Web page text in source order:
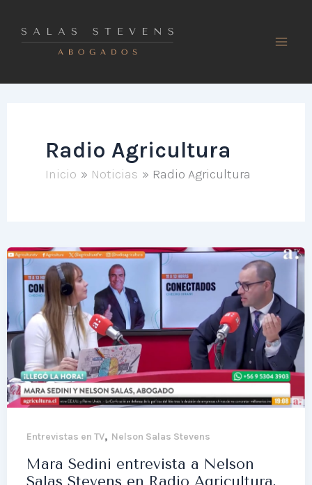
contenido
Radio Agricultura
Inicio Noticias Radio Agricultura
Entrevistas en TV, Nelson Salas Stevens
Mara Sedini entrevista a Nelson
Salas Stevens en Radio Agricultura,